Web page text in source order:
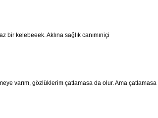
bir kelebeeek. Aklına sağlık canımıniçi
varım, gözlüklerim çatlamasa da olur. Ama çatlamasa